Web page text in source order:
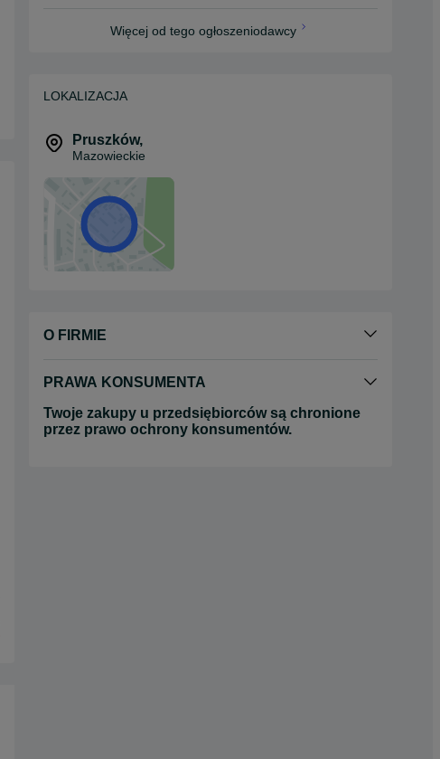
Więcej od tego ogłoszeniodawcy
LOKALIZACJA
Pruszków,
Mazowieckie
O FIRMIE
PRAWA KONSUMENTA
Twoje zakupy u przedsiębiorców są chronione
przez prawo ochrony konsumentów.